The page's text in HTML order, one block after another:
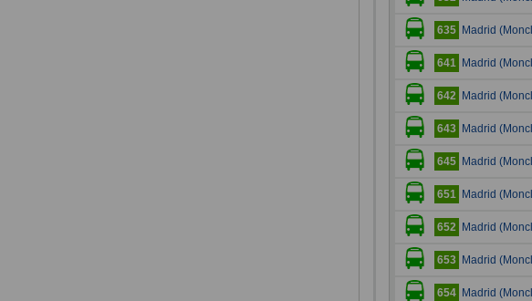
635 Madrid
641 Madrid
642 Madrid
643 Madrid
645 Madrid
651 Madrid
652 Madrid
653 Madrid
654 Madrid